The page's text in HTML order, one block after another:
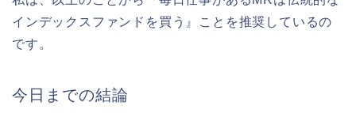
インデックスファンドを買う』ことを推奨しているの
です。
今日までの結論